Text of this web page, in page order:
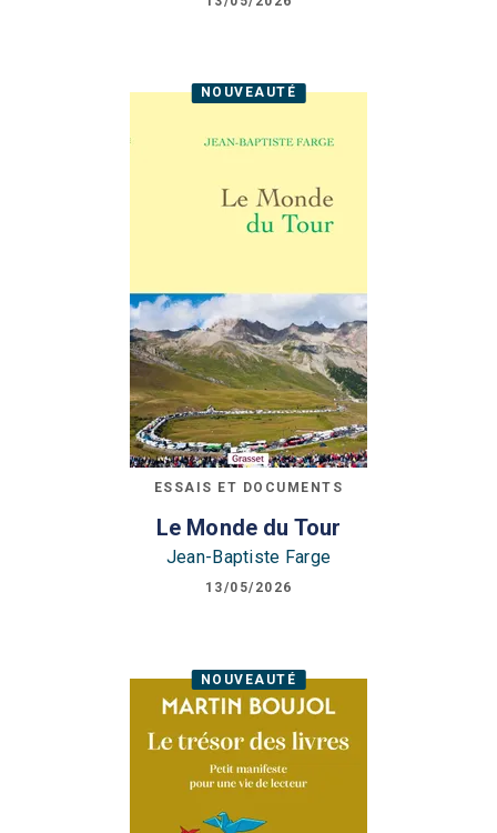
NOUVEAUTÉ
ESSAIS ET DOCUMENTS
Le Monde du Tour
Jean-Baptiste Farge
13/05/2026
NOUVEAUTÉ